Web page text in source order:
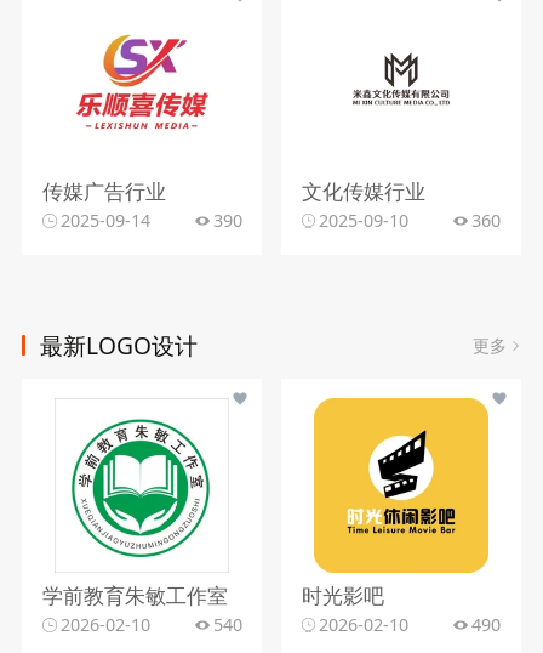
传媒广告行业
2025-09-14 390
文化传媒行业
2025-09-10 360
最新LOGO设计 更多
学前教育朱敏工作室
2026-02-10 540
时光影吧
2026-02-10 490